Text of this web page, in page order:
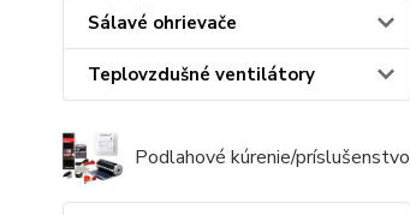
Sálavé ohrievače
Teplovzdušné ventilátory
Podlahové kúrenie/príslušenstvo